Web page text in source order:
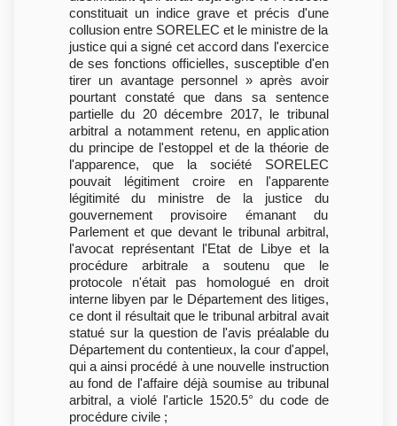
constituait un indice grave et précis d'une
collusion entre SORELEC et le ministre de la
justice qui a signé cet accord dans l'exercice
de ses fonctions officielles, susceptible d'en
tirer un avantage personnel » après avoir
pourtant constaté que dans sa sentence
partielle du 20 décembre 2017, le tribunal
arbitral a notamment retenu, en application
du principe de l'estoppel et de la théorie de
l'apparence, que la société SORELEC
pouvait légitiment croire en l'apparente
légitimité du ministre de la justice du
gouvernement provisoire émanant du
Parlement et que devant le tribunal arbitral,
l'avocat représentant l'Etat de Libye et la
procédure arbitrale a soutenu que le
protocole n'était pas homologué en droit
interne libyen par le Département des litiges,
ce dont il résultait que le tribunal arbitral avait
statué sur la question de l'avis préalable du
Département du contentieux, la cour d'appel,
qui a ainsi procédé à une nouvelle instruction
au fond de l'affaire déjà soumise au tribunal
arbitral, a violé l'article 1520.5° du code de
procédure civile ;